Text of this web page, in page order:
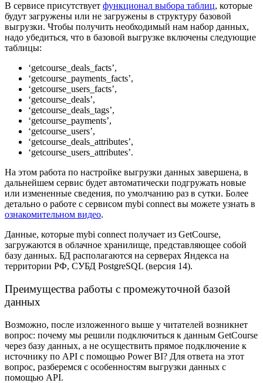
В сервисе присутствует функционал выбора таблиц, которые
будут загружены или не загружены в структуру базовой
выгрузки. Чтобы получить необходимый нам набор данных,
надо убедиться, что в базовой выгрузке включены следующие
таблицы:
‘getcourse_deals_facts’,
‘getcourse_payments_facts’,
‘getcourse_users_facts’,
‘getcourse_deals’,
‘getcourse_deals_tags’,
‘getcourse_payments’,
‘getcourse_users’,
‘getcourse_deals_attributes’,
‘getcourse_users_attributes’.
На этом работа по настройке выгрузки данных завершена, в
дальнейшем сервис будет автоматически подгружать новые
или измененные сведения, по умолчанию раз в сутки. Более
детально о работе с сервисом mybi connect вы можете узнать в
ознакомительном видео.
Данные, которые mybi connect получает из GetCourse,
загружаются в облачное хранилище, представляющее собой
базу данных. БД располагаются на серверах Яндекса на
территории РФ, СУБД PostgreSQL (версия 14).
Преимущества работы с промежуточной базой
данных
Возможно, после изложенного выше у читателей возникнет
вопрос: почему мы решили подключиться к данным GetCourse
через базу данных, а не осуществить прямое подключение к
источнику по API с помощью Power BI? Для ответа на этот
вопрос, разберемся с особенностям выгрузки данных с
помощью API.